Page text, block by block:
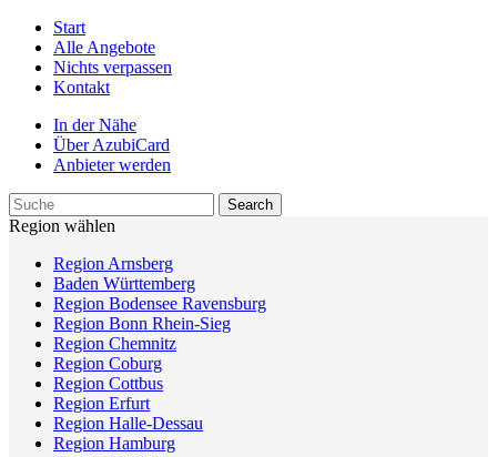
Start
Alle Angebote
Nichts verpassen
Kontakt
In der Nähe
Über AzubiCard
Anbieter werden
Region wählen
Region Arnsberg
Baden Württemberg
Region Bodensee Ravensburg
Region Bonn Rhein-Sieg
Region Chemnitz
Region Coburg
Region Cottbus
Region Erfurt
Region Halle-Dessau
Region Hamburg